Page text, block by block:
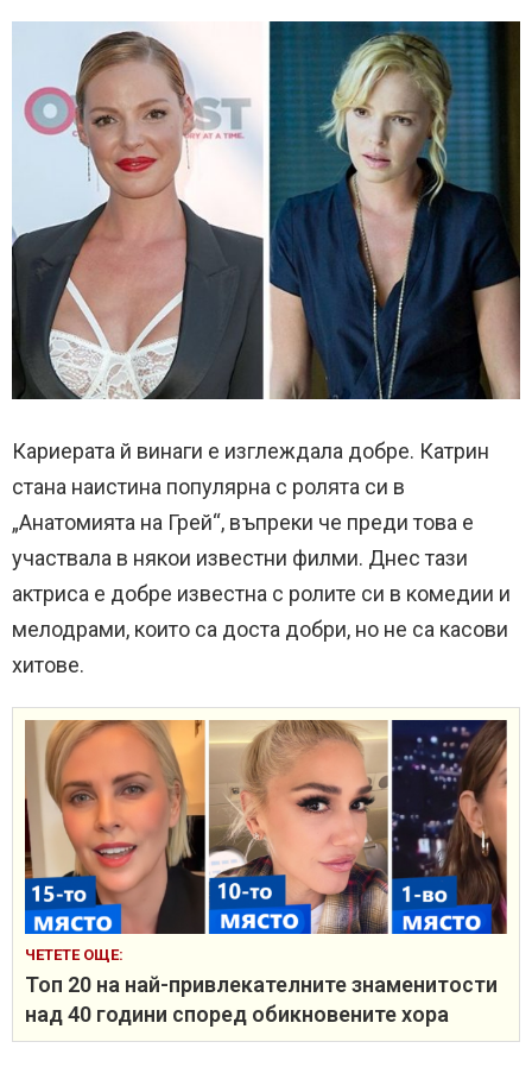
Кариерата й винаги е изглеждала добре. Катрин
стана наистина популярна с ролята си в
„Анатомията на Грей“, въпреки че преди това е
участвала в някои известни филми. Днес тази
актриса е добре известна с ролите си в комедии и
мелодрами, които са доста добри, но не са касови
хитове.
ЧЕТЕТЕ ОЩЕ:
Топ 20 на най-привлекателните знаменитости
над 40 години според обикновените хора